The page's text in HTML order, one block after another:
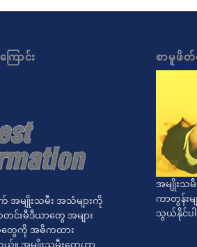
ြောင်း
အမျိုးသမီး အသံများကို
င်းမီဒီယာတွေ အများ
တွေကို အဓိကထား
ယ်။ အမျိုးသမီးတွေဟာ
စာမူဖိတ်
အမျိုးသမီ
ကာတွန်းမ
သွယ်နိုင်ပ